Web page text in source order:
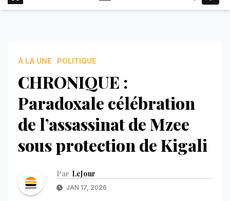
À LA UNE POLITIQUE
CHRONIQUE :
Paradoxale célébration
de l’assassinat de Mzee
sous protection de Kigali
Par LeJour
JAN 17, 2026